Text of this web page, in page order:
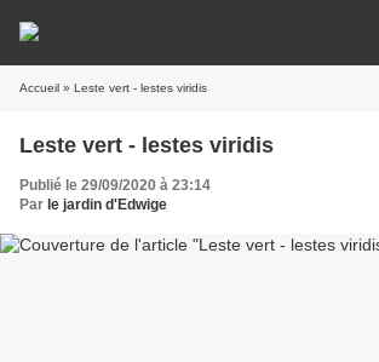
Accueil » Leste vert - lestes viridis
Leste vert - lestes viridis
Publié le 29/09/2020 à 23:14
Par le jardin d'Edwige